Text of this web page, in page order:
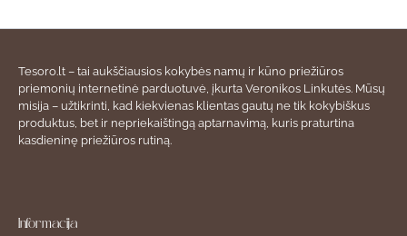
Tesoro.lt – tai aukščiausios kokybės namų ir kūno priežiūros
priemonių internetinė parduotuvė, įkurta Veronikos Linkutės. Mūsų
misija – užtikrinti, kad kiekvienas klientas gautų ne tik kokybiškus
produktus, bet ir nepriekaištingą aptarnavimą, kuris praturtina
kasdieninę priežiūros rutiną.
Informacija